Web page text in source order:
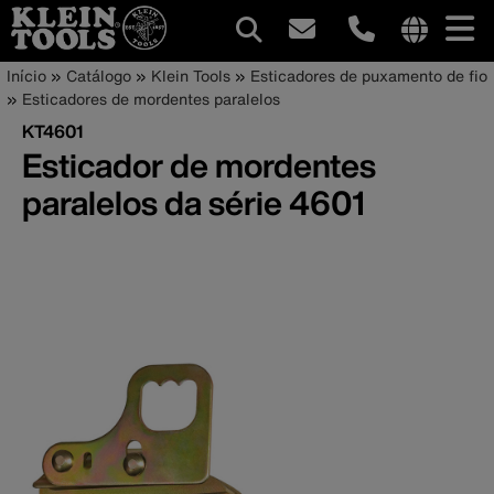
Pular
para
conteúdo
principal
site
Navegação
principal
Trilha
de
navegação
Início Catálogo Klein Tools
Esticadores de puxamento de fio
Esticadores de mordentes paralelos
KT4601
Esticador de mordentes
paralelos da série 4601